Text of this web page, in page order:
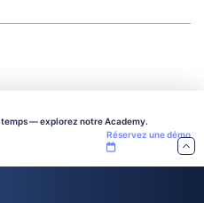
— explorez notre Academy.
Réservez une démo